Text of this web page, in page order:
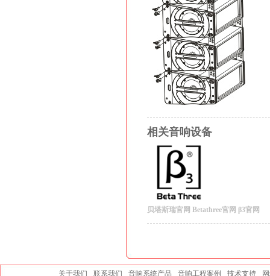
相关音响设备
贝塔斯瑞官网 Betathree官网 β3官网
关于我们 联系我们 音响系统产品 音响工程案例 技术支持